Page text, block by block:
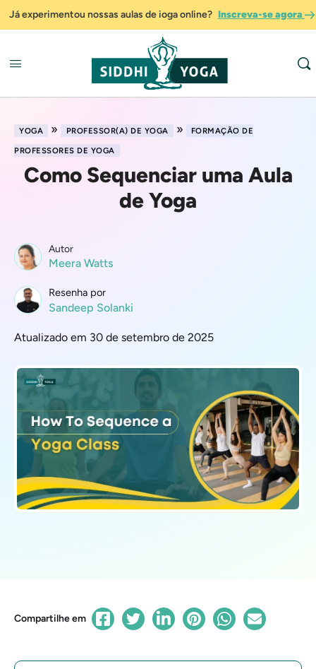
Já experimentou nossas aulas de ioga online? Inscreva-se agora
YOGA » PROFESSOR(A) DE YOGA »
FORMAÇÃO DE
PROFESSORES DE YOGA
Como Sequenciar uma Aula
de Yoga
Autor
Meera Watts
Resenha por
Sandeep Solanki
Atualizado em 30 de setembro de 2025
Compartilhe em